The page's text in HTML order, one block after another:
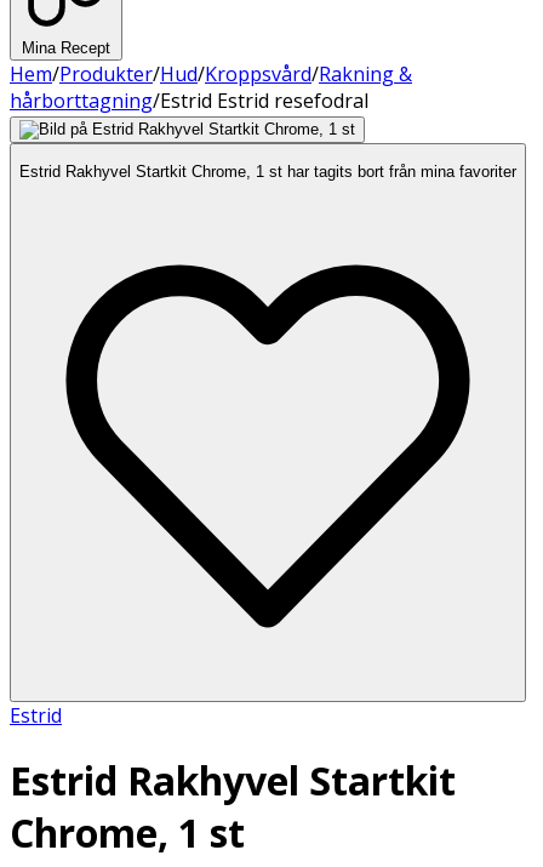
Mina Recept
Hem/Produkter/Hud/Kroppsvård/Rakning &
hårborttagning/Estrid Estrid resefodral
Estrid Rakhyvel Startkit Chrome, 1 st har tagits bort från mina favoriter
Estrid
Estrid Rakhyvel Startkit
Chrome, 1 st